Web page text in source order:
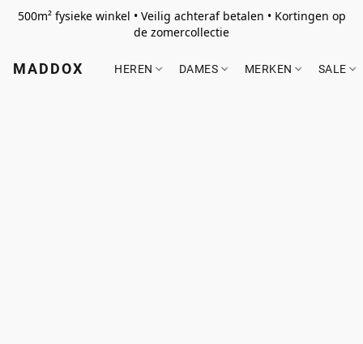
500m² fysieke winkel • Veilig achteraf betalen • Kortingen op
de zomercollectie
MADDOX HEREN DAMES MERKEN SALE